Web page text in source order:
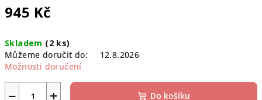
945 Kč
cena:
Skladem (2 ks)
Můžeme doručit do:
12.8.2026
Možnosti doručení
+
− Do košíku